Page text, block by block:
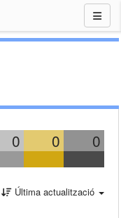
0 0 0
Última actualització